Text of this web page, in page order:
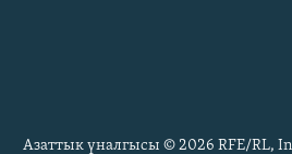
Азаттык үналгысы © 2026 RFE/RL,